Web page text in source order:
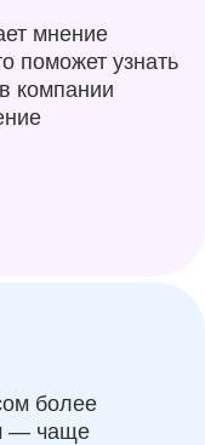
мнение
поможет узнать
компании
более
— чаще